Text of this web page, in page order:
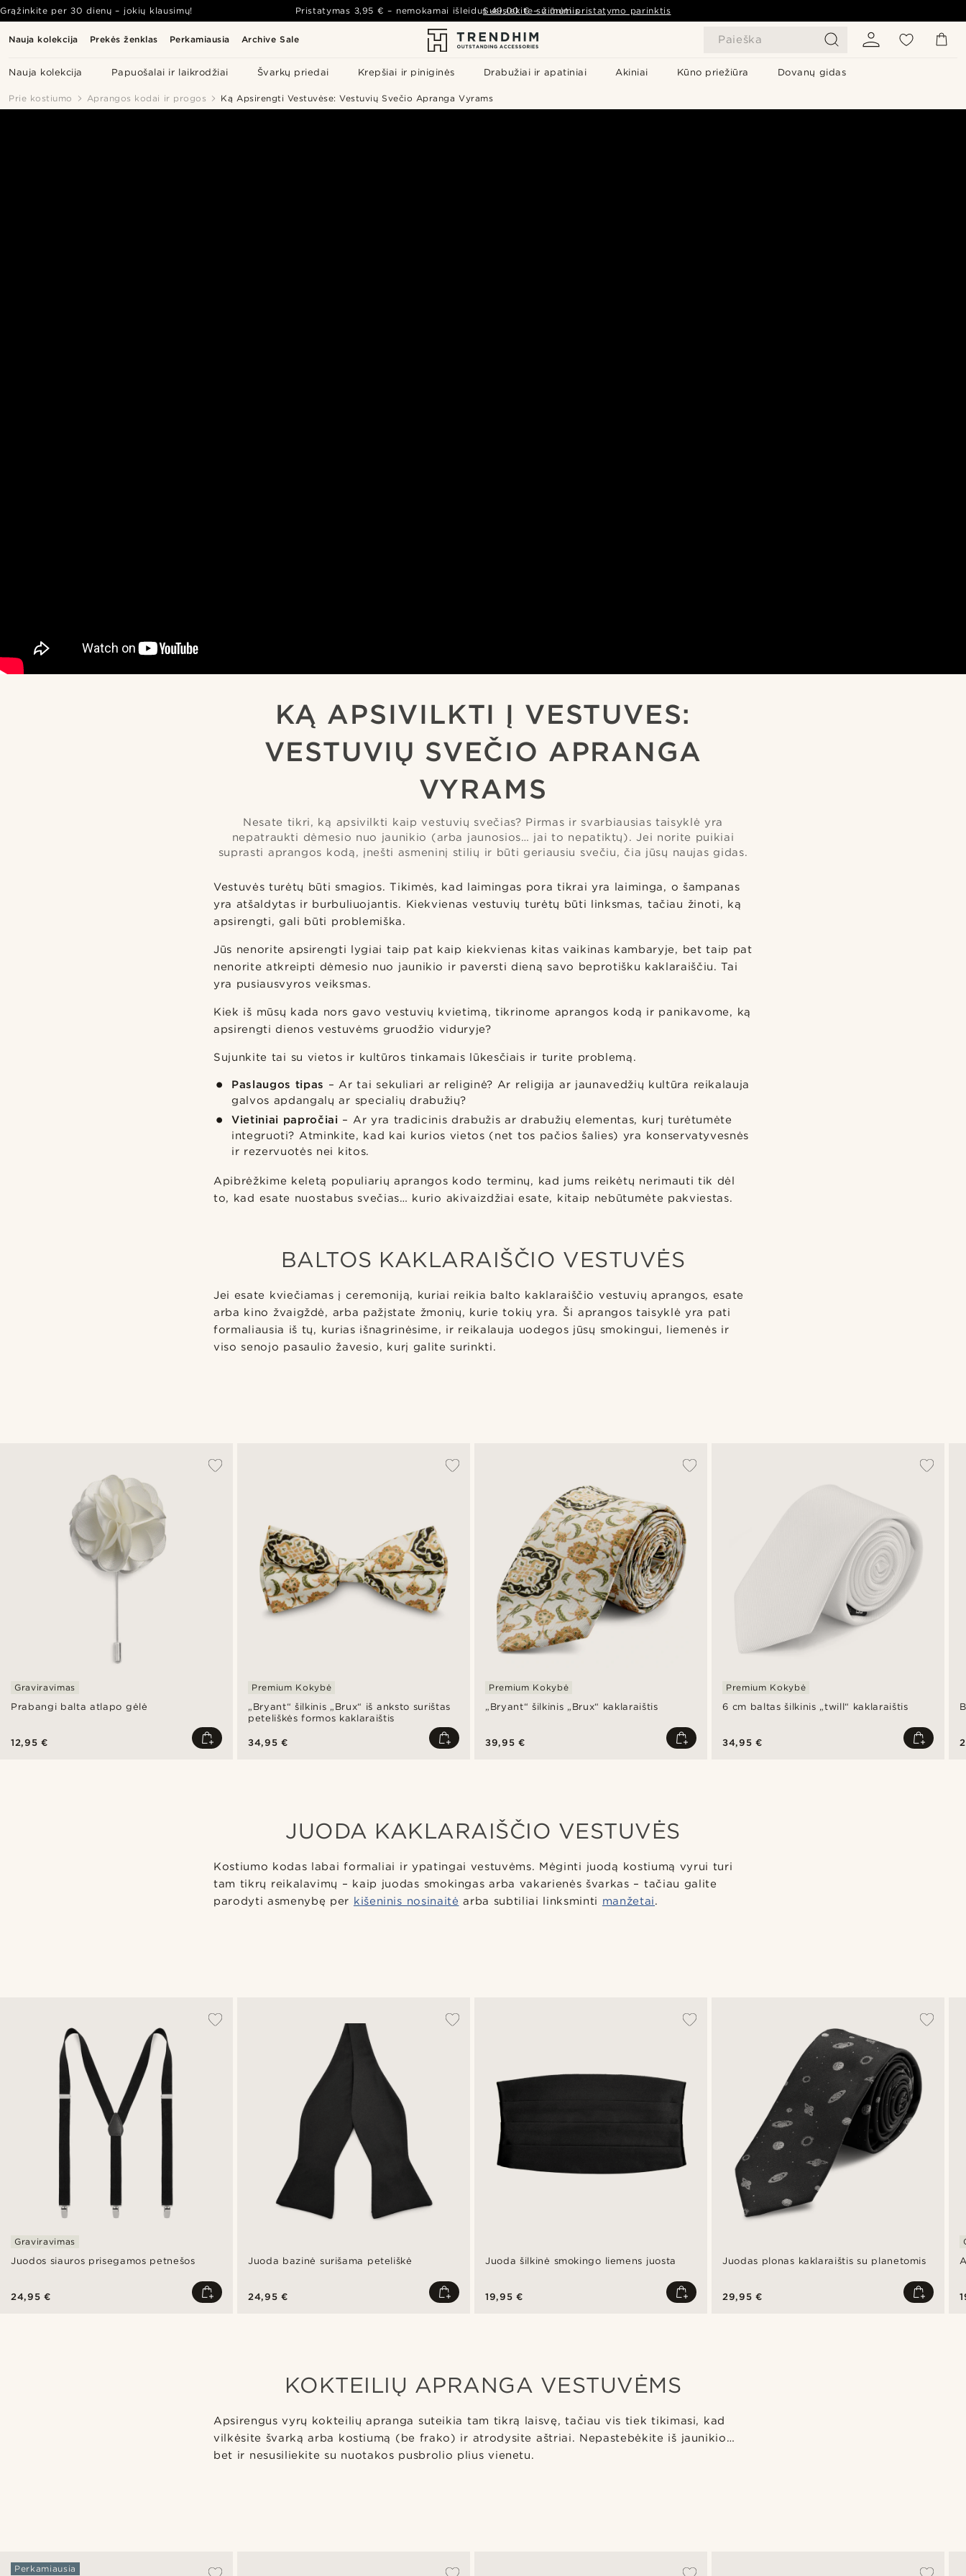
Nauja kolekcija Prekės ženklas Perkamiausia Archive Sale Paieška
Nauja kolekcija Papuošalai ir laikrodžiai Švarkų priedai Krepšiai ir piniginės Drabužiai ir apatiniai Akiniai Kūno priežiūra Dovanų gidas
Grąžinkite per 30 dienų – jokių klausimų! Pristatymas 3,95 € – nemokamai išleidus49,00 € – žiūrėti pristatymo parinktis
Susisiekite su mumis
Prie kostiumo Aprangos kodai ir progos Ką Apsirengti Vestuvėse: Vestuvių Svečio Apranga Vyrams
KĄ APSIVILKTI Į VESTUVES:
VESTUVIŲ SVEČIO APRANGA
VYRAMS
Nesate tikri, ką apsivilkti kaip vestuvių svečias? Pirmas ir svarbiausias taisyklė yra
nepatraukti dėmesio nuo jaunikio (arba jaunosios… jai to nepatiktų). Jei norite puikiai
suprasti aprangos kodą, įnešti asmeninį stilių ir būti geriausiu svečiu, čia jūsų naujas gidas.
Vestuvės turėtų būti smagios. Tikimės, kad laimingas pora tikrai yra laiminga, o šampanas
yra atšaldytas ir burbuliuojantis. Kiekvienas vestuvių turėtų būti linksmas, tačiau žinoti, ką
apsirengti, gali būti problemiška.
Jūs nenorite apsirengti lygiai taip pat kaip kiekvienas kitas vaikinas kambaryje, bet taip pat
nenorite atkreipti dėmesio nuo jaunikio ir paversti dieną savo beprotišku kaklaraiščiu. Tai
yra pusiausvyros veiksmas.
Kiek iš mūsų kada nors gavo vestuvių kvietimą, tikrinome aprangos kodą ir panikavome, ką
apsirengti dienos vestuvėms gruodžio viduryje?
Sujunkite tai su vietos ir kultūros tinkamais lūkesčiais ir turite problemą.
Paslaugos tipas – Ar tai sekuliari ar religinė? Ar religija ar jaunavedžių kultūra reikalauja
galvos apdangalų ar specialių drabužių?
Vietiniai papročiai – Ar yra tradicinis drabužis ar drabužių elementas, kurį turėtumėte
integruoti? Atminkite, kad kai kurios vietos (net tos pačios šalies) yra konservatyvesnės
ir rezervuotės nei kitos.
Apibrėžkime keletą populiarių aprangos kodo terminų, kad jums reikėtų nerimauti tik dėl
to, kad esate nuostabus svečias… kurio akivaizdžiai esate, kitaip nebūtumėte pakviestas.
BALTOS KAKLARAIŠČIO VESTUVĖS
Jei esate kviečiamas į ceremoniją, kuriai reikia balto kaklaraiščio vestuvių aprangos, esate
arba kino žvaigždė, arba pažįstate žmonių, kurie tokių yra. Ši aprangos taisyklė yra pati
formaliausia iš tų, kurias išnagrinėsime, ir reikalauja uodegos jūsų smokingui, liemenės ir
viso senojo pasaulio žavesio, kurį galite surinkti.
Prabangi balta atlapo gėlė
Graviravimas
12,95 €
„Bryant“ šilkinis „Brux“ iš anksto surištas
peteliškės formos kaklaraištis
Premium Kokybė
34,95 €
„Bryant“ šilkinis „Brux“ kaklaraištis
Premium Kokybė
39,95 €
6 cm baltas šilkinis „twill“ kaklaraištis
Premium Kokybė
34,95 €
JUODA KAKLARAIŠČIO VESTUVĖS
Kostiumo kodas labai formaliai ir ypatingai vestuvėms. Mėginti juodą kostiumą vyrui turi
tam tikrų reikalavimų – kaip juodas smokingas arba vakarienės švarkas – tačiau galite
parodyti asmenybę per kišeninis nosinaitė arba subtiliai linksminti manžetai.
Juodos siauros prisegamos petnešos
Graviravimas
24,95 €
Juoda bazinė surišama peteliškė
24,95 €
Juoda šilkinė smokingo liemens juosta
19,95 €
Juodas plonas kaklaraištis su planetomis
29,95 €
KOKTEILIŲ APRANGA VESTUVĖMS
Apsirengus vyrų kokteilių apranga suteikia tam tikrą laisvę, tačiau vis tiek tikimasi, kad
vilkėsite švarką arba kostiumą (be frako) ir atrodysite aštriai. Nepastebėkite iš jaunikio…
bet ir nesusiliekite su nuotakos pusbrolio plius vienetu.
Perkamiausia